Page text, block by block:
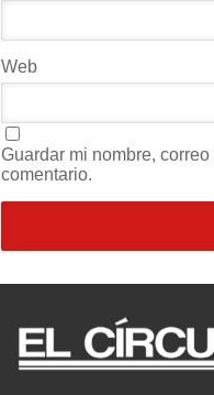
Web
Guardar mi nombre,
comentario.